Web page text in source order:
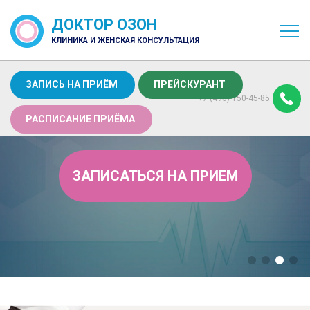
ДОКТОР ОЗОН
КЛИНИКА И ЖЕНСКАЯ КОНСУЛЬТАЦИЯ
ЗАПИСЬ НА ПРИЁМ
РАСПИСАНИЕ ПРИЁМА
ПРЕЙСКУРАНТ
+7 (495) 150-45-85
ЗАПИСАТЬСЯ НА ПРИЕМ